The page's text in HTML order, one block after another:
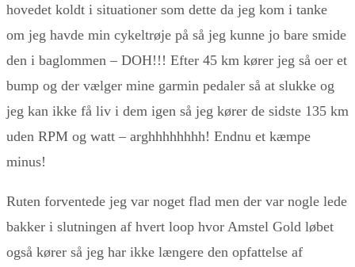
hovedet koldt i situationer som dette da jeg kom i tanke
om jeg havde min cykeltrøje på så jeg kunne jo bare smide
den i baglommen – DOH!!! Efter 45 km kører jeg så oer et
bump og der vælger mine garmin pedaler så at slukke og
jeg kan ikke få liv i dem igen så jeg kører de sidste 135 km
uden RPM og watt – arghhhhhhhh! Endnu et kæmpe
minus!
Ruten forventede jeg var noget flad men der var nogle lede
bakker i slutningen af hvert loop hvor Amstel Gold løbet
også kører så jeg har ikke længere den opfattelse af